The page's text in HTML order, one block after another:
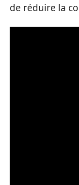
de réduire la